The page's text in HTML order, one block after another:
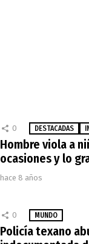
0 DESTACADAS
Hombre viola a
ocasiones y lo
hace 8 años
0 MUNDO
Policía texano